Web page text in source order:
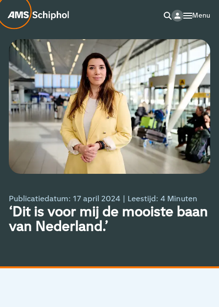
Menu
‘Dit is voor mij de mooiste baan
van Nederland.’
Publicatiedatum: 17 april 2024 | Leestijd: 4Minuten